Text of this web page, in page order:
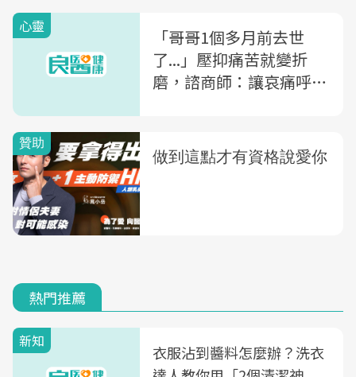
心靈
「哥哥1個多月前去世
了...」壓抑痛苦就變折
磨，諮商師：讓哀痛呼
熱門推薦
新知
衣服沾到醬料怎麼辦？洗衣